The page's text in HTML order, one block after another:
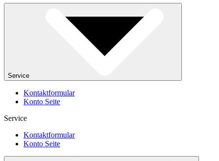
Service
Kontaktformular
Konto Seite
Service
Kontaktformular
Konto Seite